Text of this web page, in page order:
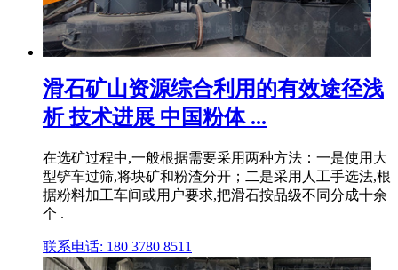
滑石矿山资源综合利用的有效途径浅
析 技术进展 中国粉体 ...
在选矿过程中,一般根据需要采用两种方法：一是使用大
型铲车过筛,将块矿和粉渣分开；二是采用人工手选法,根
据粉料加工车间或用户要求,把滑石按品级不同分成十余
个 .
联系电话: 180 3780 8511